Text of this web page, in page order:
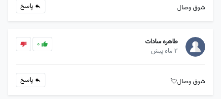
شوق وصال پاسخ
طاهره سادات
2 ماه پیش
0
شوق وصال💘 پاسخ